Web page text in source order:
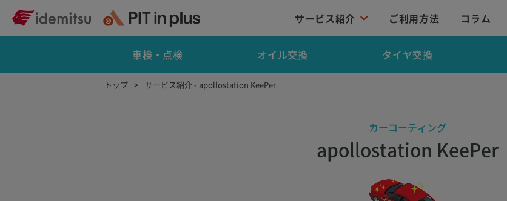
サービス紹介 ご利用方法 コラム
車検・点検 オイル交換 タイヤ交換
トップ サービス紹介 - apollostation KeePer
カーコーティング
apollostation KeePer